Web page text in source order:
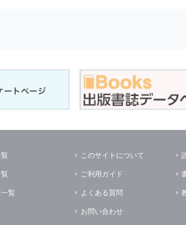
為，個人情報へのアクセス管理，持ち出し手段の制限，
を講じるとともに，万一，漏洩等個人情報に関する事
行います．
や個人などの第三者に提供および公開することはありま
ません．
を開示する場合．ただし，この場合に開示
覧
このサイトについて
ご利用ガイド
よくある質問
お問い合わせ